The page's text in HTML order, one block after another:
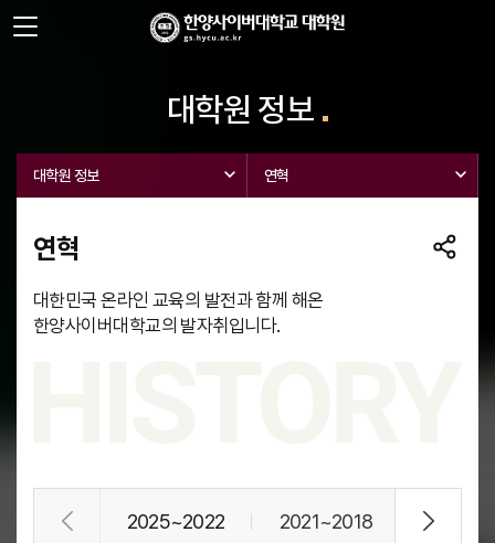
주메뉴 바로가기
본문 바로가기
사이트정보 바로가기
대학원 정보
대학원 정보 연혁
연혁
대한민국 온라인 교육의 발전과 함께 해온
한양사이버대학교의 발자취입니다.
2025~2022 2021~2018